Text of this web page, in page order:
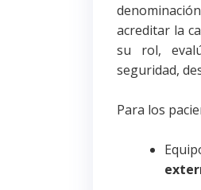
acreditar la
su rol,
seguridad,
Para los